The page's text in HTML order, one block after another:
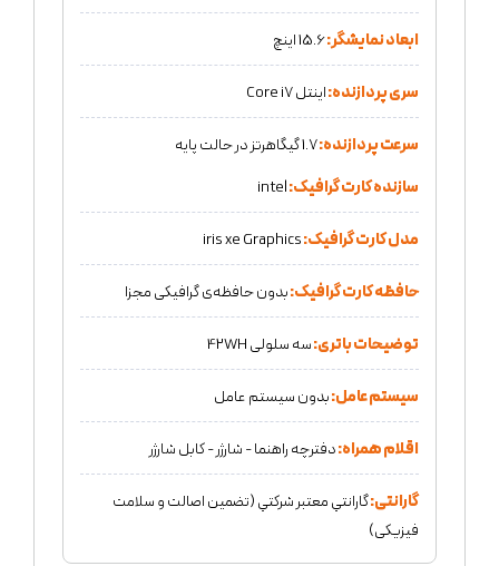
ابعاد نمایشگر:15.6 اینچ
سری پردازنده:اینتل Core i7
سرعت پردازنده:1.7 گیگاهرتز در حالت پایه
سازنده کارت گرافیک:intel
مدل کارت گرافیک:iris xe Graphics
حافظه کارت گرافیک:بدون حافظه‌ی گرافیکی مجزا
توضیحات باتری:سه سلولی 42WH
سیستم عامل:بدون سیستم عامل
اقلام همراه:دفترچه راهنما - شارژر - کابل شارژر
گارانتی:گارانتي معتبر شركتي (تضمين اصالت و سلامت
فیزیکی)